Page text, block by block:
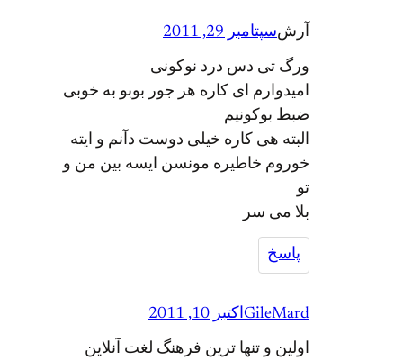
آرشسپتامبر 29, 2011
ورگ تی دس درد نوکونی
امیدوارم ای کاره هر جور بوبو به خوبی
ضبط بوکونیم
البته هی کاره خیلی دوست دآنم و ایته
خوروم خاطیره مونسن ایسه بین من و
تو
بلا می سر
پاسخ
GileMardاکتبر 10, 2011
اولین و تنها ترین فرهنگ لغت آنلاین